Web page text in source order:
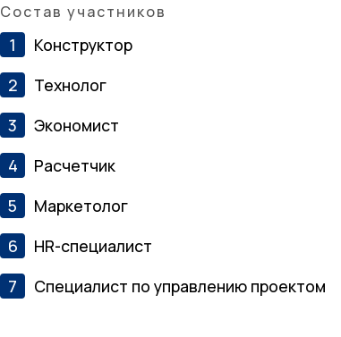
Состав участников
Конструктор
Технолог
Экономист
Расчетчик
Маркетолог
HR-специалист
Специалист по управлению проектом